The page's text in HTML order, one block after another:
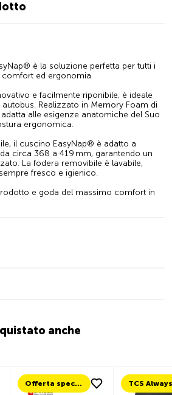
è la soluzione perfetta per tutti i
ed ergonomia.
e facilmente riponibile, è ideale
Realizzato in Memory Foam di
alle esigenze anatomiche del Suo
ergonomica.
il cuscino EasyNap® è adatto a
circa 368 a 419 mm, garantendo un
La fodera removibile è lavabile,
fresco e igienico.
e goda del massimo comfort in
anche
Offerta speciale